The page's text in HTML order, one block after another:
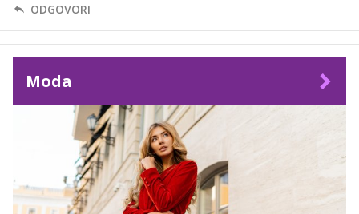
ODGOVORI
Moda